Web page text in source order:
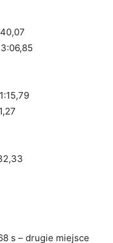
s – drugie miejsce